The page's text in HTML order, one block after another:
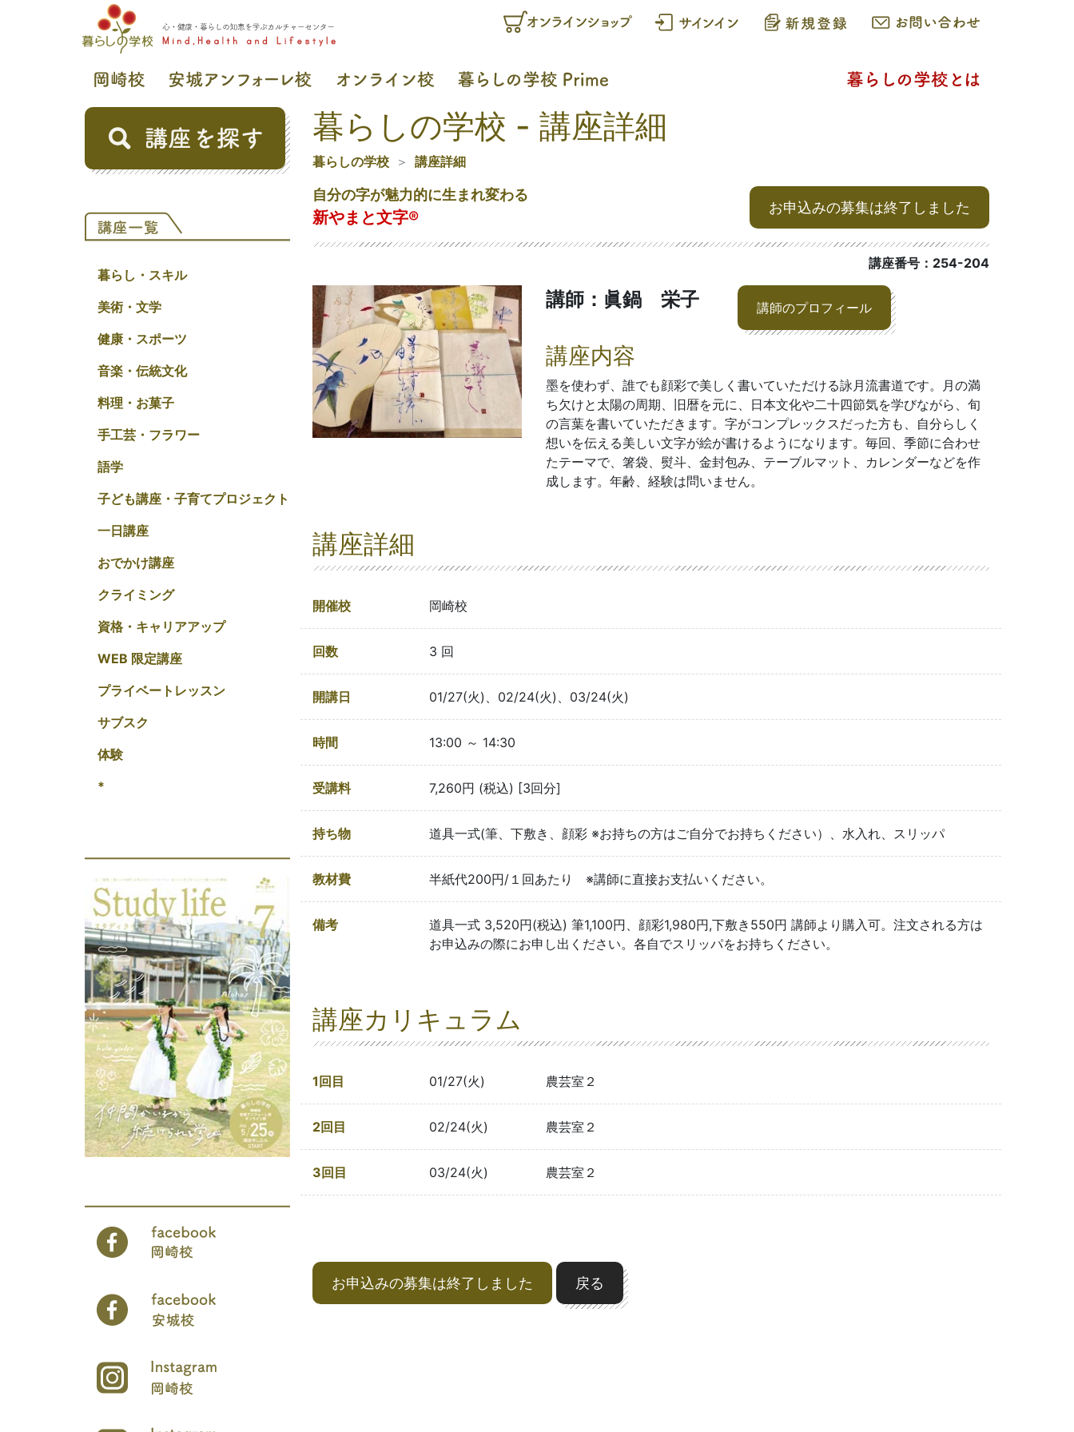
暮らし・スキル
美術・文学
健康・スポーツ
音楽・伝統文化
料理・お菓子
手工芸・フラワー
語学
子ども講座・子育てプロジェクト
一日講座
おでかけ講座
クライミング
資格・キャリアアップ
WEB 限定講座
プライベートレッスン
サブスク
体験
*
暮らしの学校 - 講座詳細
暮らしの学校 講座詳細
自分の字が魅力的に生まれ変わる
新やまと文字®
お申込みの募集は終了しました
講座番号：254-204
講師：眞鍋 栄子 講師のプロフィール
講座内容
墨を使わず、誰でも顔彩で美しく書いていただける詠月流書道です。月の満
ち欠けと太陽の周期、旧暦を元に、日本文化や二十四節気を学びながら、旬
の言葉を書いていただきます。字がコンプレックスだった方も、自分らしく
想いを伝える美しい文字が絵が書けるようになります。毎回、季節に合わせ
たテーマで、箸袋、熨斗、金封包み、テーブルマット、カレンダーなどを作
成します。年齢、経験は問いません。
講座詳細
開催校 岡崎校
回数 3 回
開講日 01/27(火)、02/24(火)、03/24(火)
時間 13:00 ～ 14:30
受講料 7,260円 (税込) [3回分]
持ち物 道具一式(筆、下敷き、顔彩 ※お持ちの方はご自分でお持ちください）、水入れ、スリッパ
教材費 半紙代200円/１回あたり ※講師に直接お支払いください。
備考
道具一式 3,520円(税込) 筆1,100円、顔彩1,980円,下敷き550円 講師より購入可。注文される方は
お申込みの際にお申し出ください。各自でスリッパをお持ちください。
講座カリキュラム
1回目 01/27(火) 農芸室２
2回目 02/24(火) 農芸室２
3回目 03/24(火) 農芸室２
お申込みの募集は終了しました 戻る